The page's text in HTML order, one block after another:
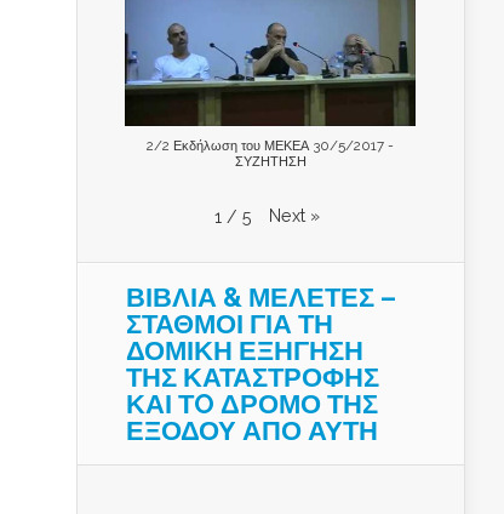
2/2 Εκδήλωση του ΜΕΚΕΑ 30/5/2017 -
ΣΥΖΗΤΗΣΗ
1 / 5 Next »
ΒΙΒΛΙΑ & ΜΕΛΕΤΕΣ –
ΣΤΑΘΜΟΙ ΓΙΑ ΤΗ
ΔΟΜΙΚΗ ΕΞΗΓΗΣΗ
ΤΗΣ ΚΑΤΑΣΤΡΟΦΗΣ
ΚΑΙ ΤO ΔΡΟΜΟ ΤΗΣ
ΕΞΟΔΟΥ ΑΠΟ ΑΥΤΗ